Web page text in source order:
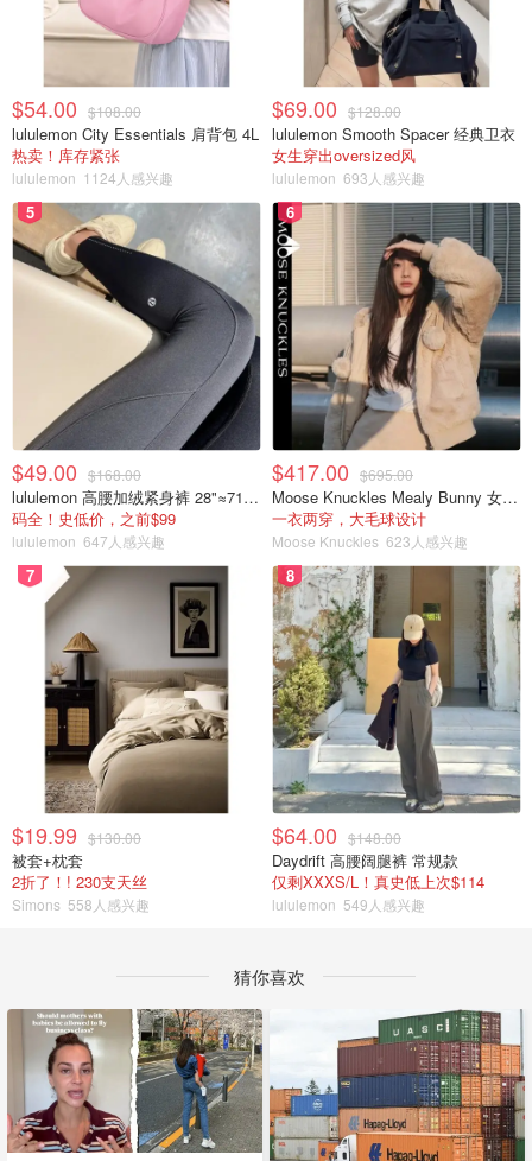
$54.00 $108.00
lululemon City Essentials 肩背包 4L
热卖！库存紧张
lululemon 1124人感兴趣
$69.00 $128.00
lululemon Smooth Spacer 经典卫衣
女生穿出oversized风
lululemon 693人感兴趣
5
$49.00 $168.00
lululemon 高腰加绒紧身裤 28"≈71cm 5个口袋
码全！史低价，之前$99
lululemon 647人感兴趣
6
$417.00 $695.00
Moose Knuckles Mealy Bunny 女士双面穿连帽外套
一衣两穿，大毛球设计
Moose Knuckles 623人感兴趣
7
$19.99 $130.00
被套+枕套
2折了！! 230支天丝
Simons 558人感兴趣
8
$64.00 $148.00
Daydrift 高腰阔腿裤 常规款
仅剩XXXS/L！真史低上次$114
lululemon 549人感兴趣
猜你喜欢